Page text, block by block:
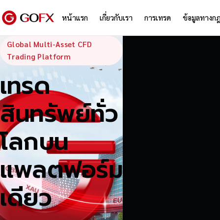
หน้าแรก เกี่ยวกับเรา การเทรด ข้อมูลทางก
GoFX —
Global Multi-Asset CFD
Trading Platform
เทรด
สินทรัพย์ทั่ว
โลกบน
แพลตฟอร์ม
เดียว